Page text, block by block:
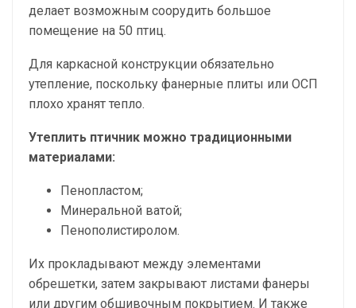
делает возможным соорудить большое
помещение на 50 птиц.
Для каркасной конструкции обязательно
утепление, поскольку фанерные плиты или ОСП
плохо хранят тепло.
Утеплить птичник можно традиционными
материалами:
Пенопластом;
Минеральной ватой;
Пенополистиролом.
Их прокладывают между элементами
обрешетки, затем закрывают листами фанеры
или другим обшивочным покрытием. И также